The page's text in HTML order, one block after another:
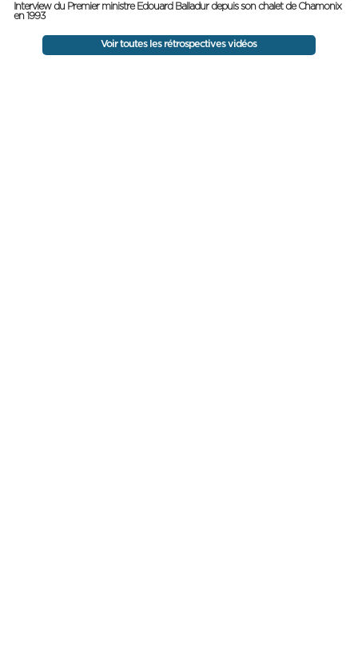
Interview du Premier ministre Edouard Balladur depuis son chalet de Chamonix
en 1993
Voir toutes les rétrospectives vidéos